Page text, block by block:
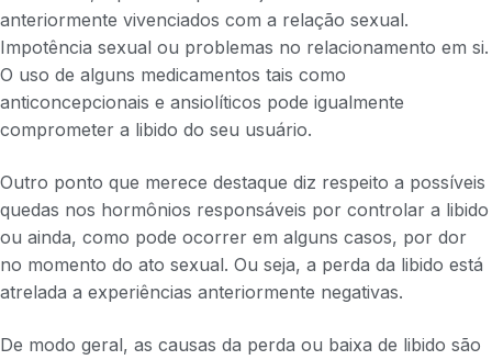
anteriormente vivenciados com a relação sexual.
Impotência sexual ou problemas no relacionamento em si.
O uso de alguns medicamentos tais como
anticoncepcionais e ansiolíticos pode igualmente
comprometer a libido do seu usuário.
Outro ponto que merece destaque diz respeito a possíveis
quedas nos hormônios responsáveis por controlar a libido
ou ainda, como pode ocorrer em alguns casos, por dor
no momento do ato sexual. Ou seja, a perda da libido está
atrelada a experiências anteriormente negativas.
De modo geral, as causas da perda ou baixa de libido são